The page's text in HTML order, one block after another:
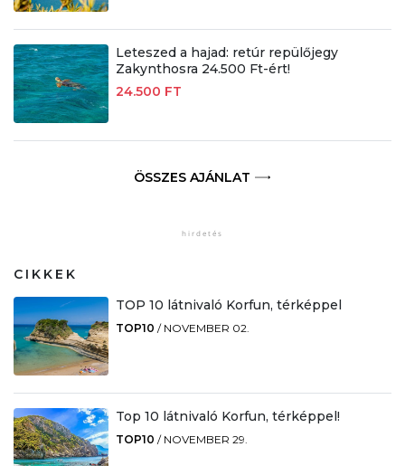
Leteszed a hajad: retúr repülőjegy
Zakynthosra 24.500 Ft-ért!
24.500 FT
ÖSSZES AJÁNLAT
CIKKEK
TOP 10 látnivaló Korfun, térképpel
TOP10 / NOVEMBER 02.
Top 10 látnivaló Korfun, térképpel!
TOP10 / NOVEMBER 29.